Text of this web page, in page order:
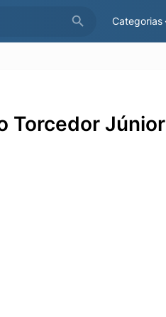
Categorias
Torcedor Júnior